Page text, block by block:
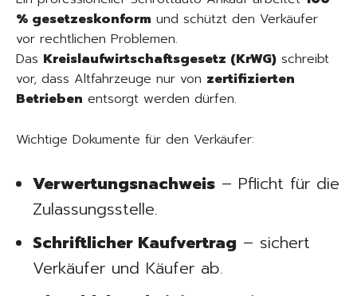
% gesetzeskonform und schützt den Verkäufer
vor rechtlichen Problemen.
Das Kreislaufwirtschaftsgesetz (KrWG) schreibt
vor, dass Altfahrzeuge nur von zertifizierten
Betrieben entsorgt werden dürfen.
Wichtige Dokumente für den Verkäufer:
Verwertungsnachweis – Pflicht für die
Zulassungsstelle.
Schriftlicher Kaufvertrag – sichert
Verkäufer und Käufer ab.